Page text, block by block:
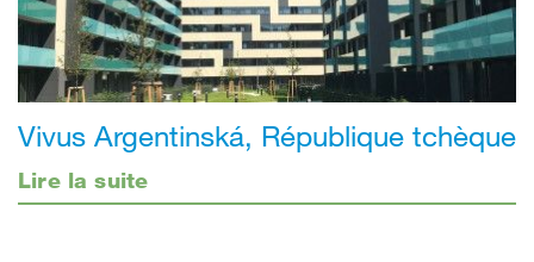
Vivus Argentinská, République tchèque
Lire la suite